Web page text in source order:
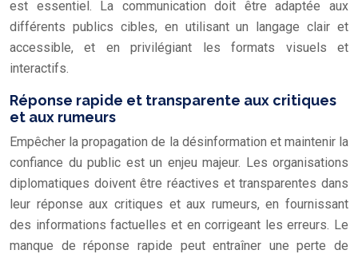
est essentiel. La communication doit être adaptée aux
différents publics cibles, en utilisant un langage clair et
accessible, et en privilégiant les formats visuels et
interactifs.
Réponse rapide et transparente aux critiques
et aux rumeurs
Empêcher la propagation de la désinformation et maintenir la
confiance du public est un enjeu majeur. Les organisations
diplomatiques doivent être réactives et transparentes dans
leur réponse aux critiques et aux rumeurs, en fournissant
des informations factuelles et en corrigeant les erreurs. Le
manque de réponse rapide peut entraîner une perte de